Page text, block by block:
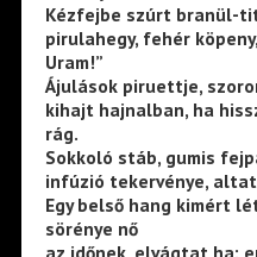
Kézfejbe szúrt branül-
pirulahegy, fehér
Uram!”
Ájulások piruettje,
kihajt hajnalban, ha
rág.
Sokkoló stáb, gumis
infúzió tekervénye,
Egy belső hang kimért
sörénye nő